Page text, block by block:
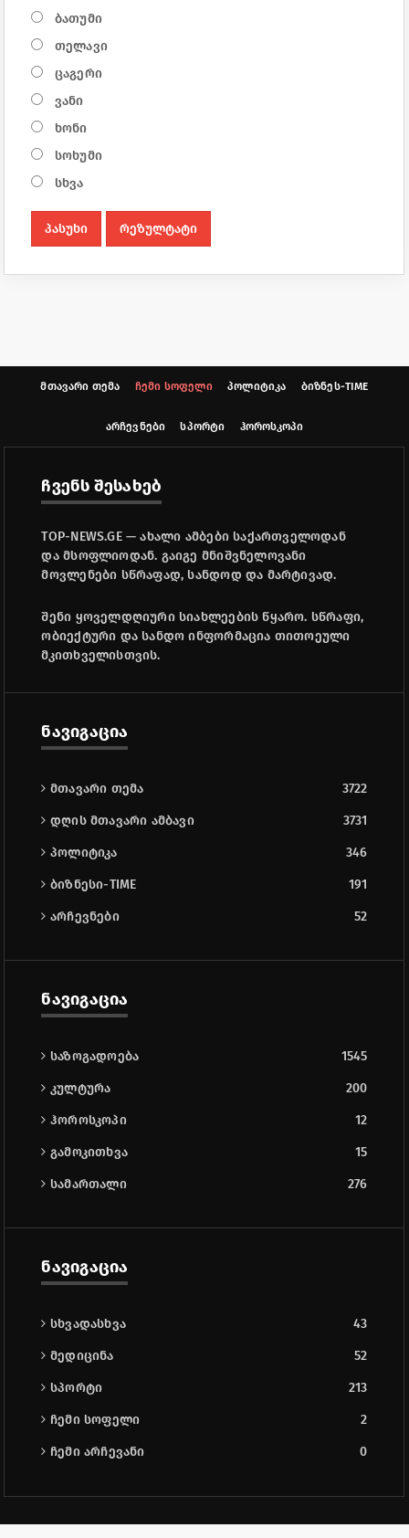
ბათუმი
თელავი
ცაგერი
ვანი
ხონი
სოხუმი
სხვა
პასუხი რეზულტატი
მთავარი თემა ჩემი სოფელი პოლიტიკა ბიზნეს-TIME
არჩევნები სპორტი ჰოროსკოპი
ჩვენს შესახებ
TOP-NEWS.GE — ახალი ამბები საქართველოდან
და მსოფლიოდან. გაიგე მნიშვნელოვანი
მოვლენები სწრაფად, სანდოდ და მარტივად.
შენი ყოველდღიური სიახლეების წყარო. სწრაფი,
ობიექტური და სანდო ინფორმაცია თითოეული
მკითხველისთვის.
ნავიგაცია
მთავარი თემა 3722
დღის მთავარი ამბავი 3731
პოლიტიკა 346
ბიზნესი-TIME 191
არჩევნები 52
ნავიგაცია
საზოგადოება 1545
კულტურა 200
ჰოროსკოპი 12
გამოკითხვა 15
სამართალი 276
ნავიგაცია
სხვადასხვა 43
მედიცინა 52
სპორტი 213
ჩემი სოფელი 2
ჩემი არჩევანი 0